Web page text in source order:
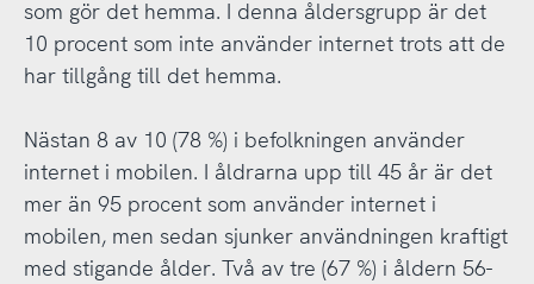
som gör det hemma. I denna åldersgrupp är det
10 procent som inte använder internet trots att de
har tillgång till det hemma.
Nästan 8 av 10 (78 %) i befolkningen använder
internet i mobilen. I åldrarna upp till 45 år är det
mer än 95 procent som använder internet i
mobilen, men sedan sjunker användningen kraftigt
med stigande ålder. Två av tre (67 %) i åldern 56-